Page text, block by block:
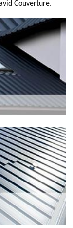
Couverture.